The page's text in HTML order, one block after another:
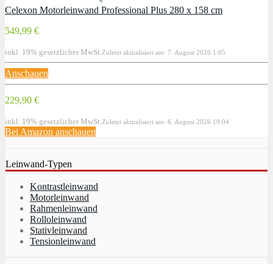
Celexon Motorleinwand Professional Plus 280 x 158 cm
549,99 €
inkl. 19% gesetzlicher MwSt. Zuletzt aktualisiert am: 7. August 2026 1:05
Anschauen
229,90 €
inkl. 19% gesetzlicher MwSt. Zuletzt aktualisiert am: 6. August 2026 19:04
Bei Amazon anschauen
Leinwand-Typen
Kontrastleinwand
Motorleinwand
Rahmenleinwand
Rolloleinwand
Stativleinwand
Tensionleinwand